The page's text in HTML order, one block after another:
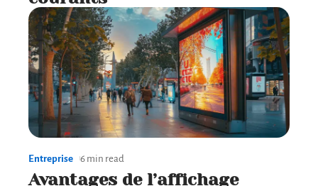
Entreprise 6 min read
Avantages de l’affichage